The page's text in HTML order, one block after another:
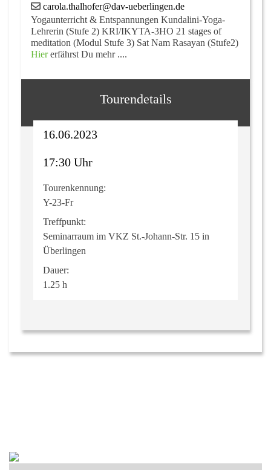
carola.thalhofer@dav-ueberlingen.de
Yogaunterricht & Entspannungen Kundalini-Yoga-
Lehrerin (Stufe 2) KRI/IKYTA-3HO 21 stages of
meditation (Modul Stufe 3) Sat Nam Rasayan (Stufe2)
Hiererfährst Du mehr ....
Tourendetails
16.06.2023
17:30 Uhr
Tourenkennung:
Y-23-Fr
Treffpunkt:
Seminarraum im VKZ St.-Johann-Str. 15 in
Überlingen
Dauer:
1.25 h